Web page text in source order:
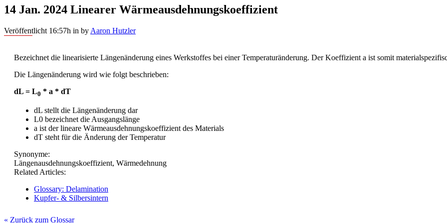
14 Jan. 2024 Linearer Wärmeausdehnungskoeffizient
Veröffentlicht 16:57h in by Aaron Hutzler
Bezeichnet die linearisierte Längenänderung eines Werkstoffes bei einer Temperaturänderung. Der Koeffizient a ist somit
Die Längenänderung wird wie folgt beschrieben:
dL = L0 * a * dT
dL stellt die Längenänderung dar
L0 bezeichnet die Ausgangslänge
a ist der lineare Wärmeausdehnungskoeffizient des Materials
dT steht für die Änderung der Temperatur
Synonyme:
Längenausdehnungskoeffizient, Wärmedehnung
Related Articles:
Glossary: Delamination
Kupfer- & Silbersintern
« Zurück zum Glossar